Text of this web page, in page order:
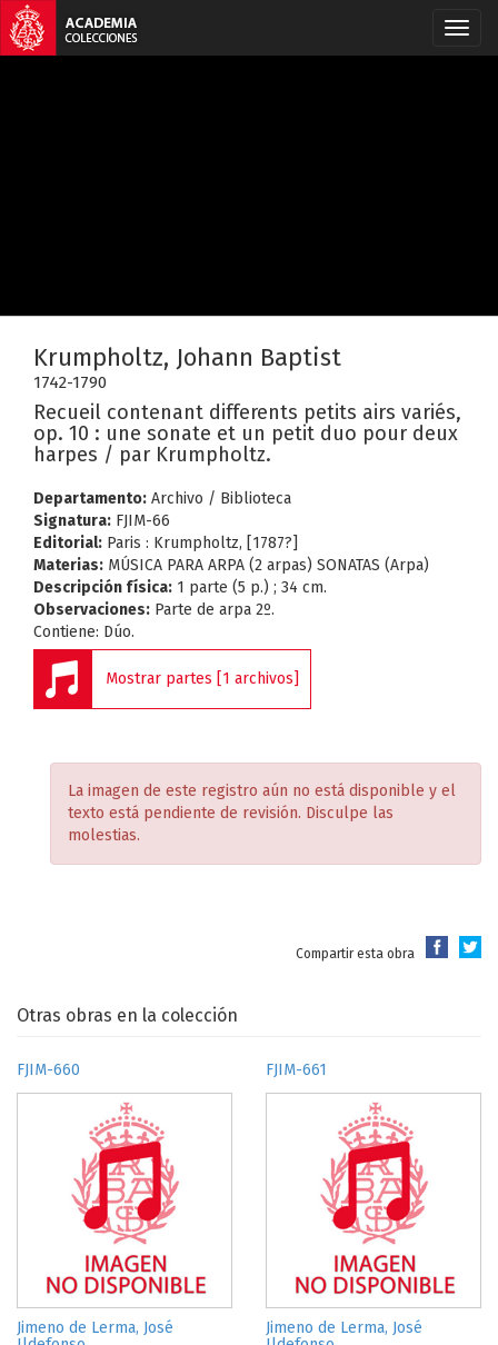
Krumpholtz, Johann Baptist
1742-1790
Recueil contenant differents petits airs variés,
op. 10 : une sonate et un petit duo pour deux
harpes / par Krumpholtz.
Departamento: Archivo / Biblioteca
Signatura: FJIM-66
Editorial: Paris : Krumpholtz, [1787?]
Materias: MÚSICA PARA ARPA (2 arpas) SONATAS (Arpa)
Descripción física: 1 parte (5 p.) ; 34 cm.
Observaciones: Parte de arpa 2º.
Contiene: Dúo.
Mostrar partes [1 archivos]
La imagen de este registro aún no está disponible y el
texto está pendiente de revisión. Disculpe las
molestias.
Compartir esta obra
Otras obras en la colección
FJIM-660
Jimeno de Lerma, José
FJIM-661
Jimeno de Lerma, José